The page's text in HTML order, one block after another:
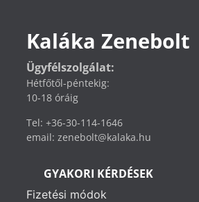
Kaláka Zenebolt
Ügyfélszolgálat:
Hétfőtől-péntekig:
10-18 óráig
Tel: +36-30-114-1646
email: zenebolt@kalaka.hu
GYAKORI KÉRDÉSEK
Fizetési módok